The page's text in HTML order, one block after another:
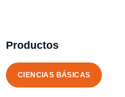
Productos
CIENCIAS BÁSICAS